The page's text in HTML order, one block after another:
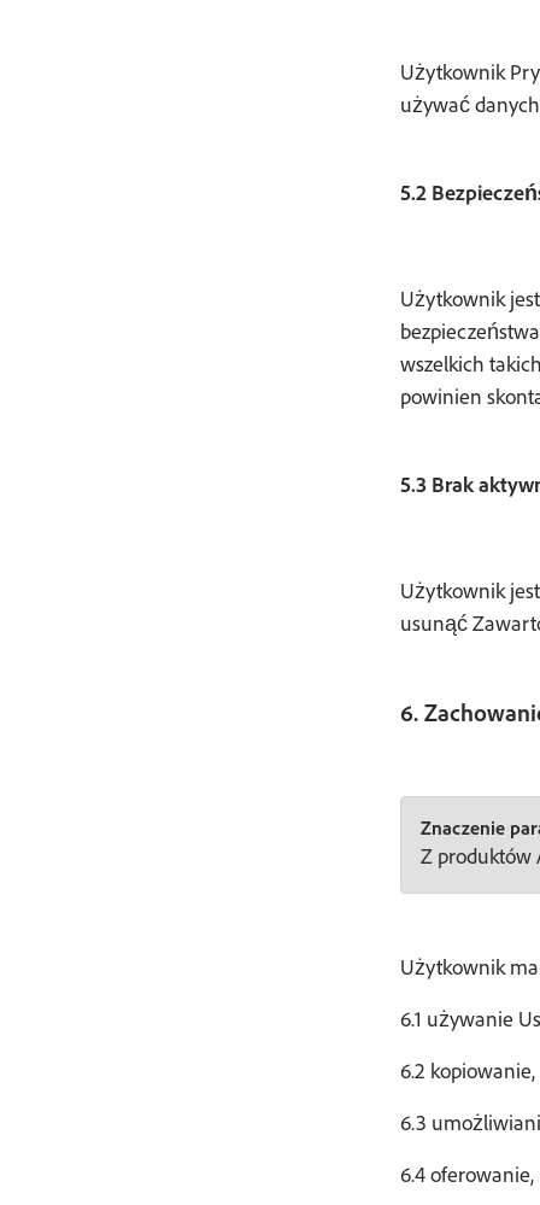
Użytkownik
używać
5.2
Użytkownik
wszelkich
powinien
5.3 Brak
Użytkownik
usunąć
6.
Znaczenie
Z produktów
Użytkownik
6.1 używanie
6.2
6.3
6.4